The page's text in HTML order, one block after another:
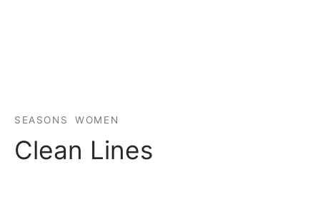
SEASONS WOMEN
Clean Lines